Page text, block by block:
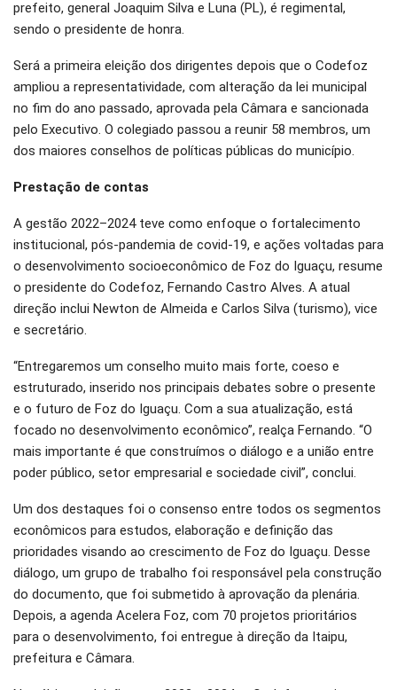
prefeito, general Joaquim Silva e Luna (PL), é regimental,
sendo o presidente de honra.
Será a primeira eleição dos dirigentes depois que o Codefoz
ampliou a representatividade, com alteração da lei municipal
no fim do ano passado, aprovada pela Câmara e sancionada
pelo Executivo. O colegiado passou a reunir 58 membros, um
dos maiores conselhos de políticas públicas do município.
Prestação de contas
A gestão 2022–2024 teve como enfoque o fortalecimento
institucional, pós-pandemia de covid-19, e ações voltadas para
o desenvolvimento socioeconômico de Foz do Iguaçu, resume
o presidente do Codefoz, Fernando Castro Alves. A atual
direção inclui Newton de Almeida e Carlos Silva (turismo), vice
e secretário.
“Entregaremos um conselho muito mais forte, coeso e
estruturado, inserido nos principais debates sobre o presente
e o futuro de Foz do Iguaçu. Com a sua atualização, está
focado no desenvolvimento econômico”, realça Fernando. “O
mais importante é que construímos o diálogo e a união entre
poder público, setor empresarial e sociedade civil”, conclui.
Um dos destaques foi o consenso entre todos os segmentos
econômicos para estudos, elaboração e definição das
prioridades visando ao crescimento de Foz do Iguaçu. Desse
diálogo, um grupo de trabalho foi responsável pela construção
do documento, que foi submetido à aprovação da plenária.
Depois, a agenda Acelera Foz, com 70 projetos prioritários
para o desenvolvimento, foi entregue à direção da Itaipu,
prefeitura e Câmara.